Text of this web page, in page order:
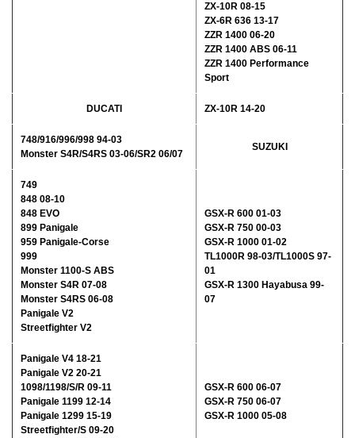
ZX-10R 08-15
ZX-6R 636 13-17
ZZR 1400 06-20
ZZR 1400 ABS 06-11
ZZR 1400 Performance
Sport
DUCATI ZX-10R 14-20
748/916/996/998 94-03
Monster S4R/S4RS 03-06/SR2 06/07
SUZUKI
749
848 08-10
848 EVO
899 Panigale
959 Panigale-Corse
999
Monster 1100-S ABS
Monster S4R 07-08
Monster S4RS 06-08
Panigale V2
Streetfighter V2
GSX-R 600 01-03
GSX-R 750 00-03
GSX-R 1000 01-02
TL1000R 98-03/TL1000S 97-
01
GSX-R 1300 Hayabusa 99-
07
Panigale V4 18-21
Panigale V2 20-21
1098/1198/S/R 09-11
Panigale 1199 12-14
Panigale 1299 15-19
Streetfighter/S 09-20
GSX-R 600 06-07
GSX-R 750 06-07
GSX-R 1000 05-08